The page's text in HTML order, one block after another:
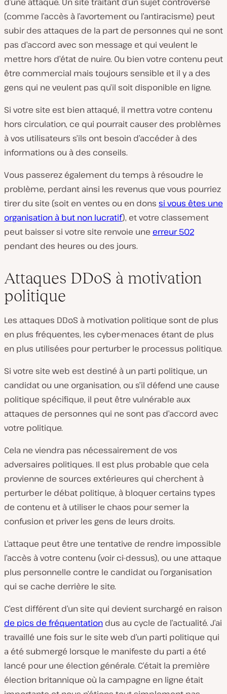
(comme l’accès à l’avortement ou l’antiracisme) peut
subir des attaques de la part de personnes qui ne sont
pas d’accord avec son message et qui veulent le
mettre hors d’état de nuire. Ou bien votre contenu peut
être commercial mais toujours sensible et il y a des
gens qui ne veulent pas qu’il soit disponible en ligne.
Si votre site est bien attaqué, il mettra votre contenu
hors circulation, ce qui pourrait causer des problèmes
à vos utilisateurs s’ils ont besoin d’accéder à des
informations ou à des conseils.
Vous passerez également du temps à résoudre le
problème, perdant ainsi les revenus que vous pourriez
tirer du site (soit en ventes ou en dons si vous êtes une
organisation à but non lucratif), et votre classement
peut baisser si votre site renvoie une erreur 502
pendant des heures ou des jours.
Attaques DDoS à motivation
politique
Les attaques DDoS à motivation politique sont de plus
en plus fréquentes, les cyber-menaces étant de plus
en plus utilisées pour perturber le processus politique.
Si votre site web est destiné à un parti politique, un
candidat ou une organisation, ou s’il défend une cause
politique spécifique, il peut être vulnérable aux
attaques de personnes qui ne sont pas d’accord avec
votre politique.
Cela ne viendra pas nécessairement de vos
adversaires politiques. Il est plus probable que cela
provienne de sources extérieures qui cherchent à
perturber le débat politique, à bloquer certains types
de contenu et à utiliser le chaos pour semer la
confusion et priver les gens de leurs droits.
L’attaque peut être une tentative de rendre impossible
l’accès à votre contenu (voir ci-dessus), ou une attaque
plus personnelle contre le candidat ou l’organisation
qui se cache derrière le site.
C’est différent d’un site qui devient surchargé en raison
de pics de fréquentation dus au cycle de l’actualité. J’ai
travaillé une fois sur le site web d’un parti politique qui
a été submergé lorsque le manifeste du parti a été
lancé pour une élection générale. C’était la première
élection britannique où la campagne en ligne était